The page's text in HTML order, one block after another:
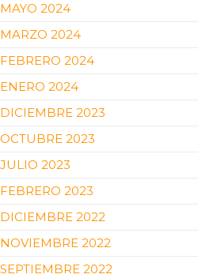
MAYO 2024
MARZO 2024
FEBRERO 2024
ENERO 2024
DICIEMBRE 2023
OCTUBRE 2023
JULIO 2023
FEBRERO 2023
DICIEMBRE 2022
NOVIEMBRE 2022
SEPTIEMBRE 2022